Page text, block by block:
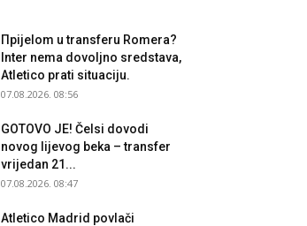
Прijelom u transferu Romera?
Inter nema dovoljno sredstava,
Atletico prati situaciju.
07.08.2026. 08:56
GOTOVO JE! Čelsi dovodi
novog lijevog beka – transfer
vrijedan 21...
07.08.2026. 08:47
Atletico Madrid povlači